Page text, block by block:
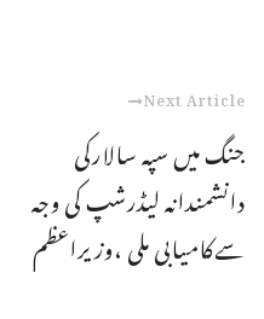
Next Article
جنگ میں سپہ سالارکی
دانشمندانہ لیڈرشپ کی وجہ
سےکامیابی ملی ،وزیراعظم